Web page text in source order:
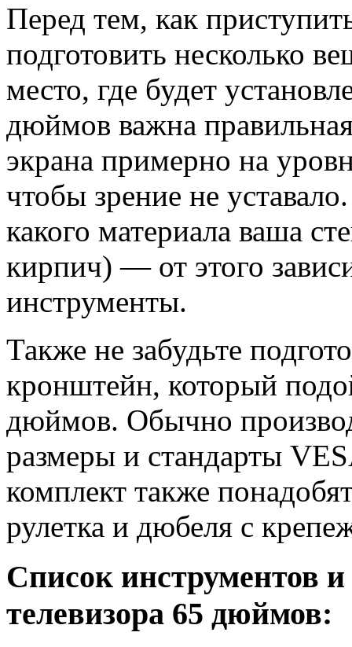
Перед тем, как
подготовить несколько
место, где будет
дюймов важна
экрана примерно на
чтобы зрение не
какого материала ваша
кирпич) — от этого
инструменты.
Также не забудьте
кронштейн, который
дюймов. Обычно
размеры и стандарты
комплект также
рулетка и дюбеля с
Список инструментов
телевизора 65 дюймов: